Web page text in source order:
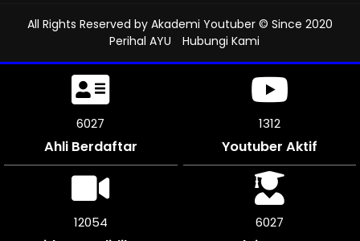
All Rights Reserved by Akademi Youtuber © Since 2020
Perihal AYU
Hubungi Kami
6450
Ahli Berdaftar
1312
Youtuber Aktif
12900 6450